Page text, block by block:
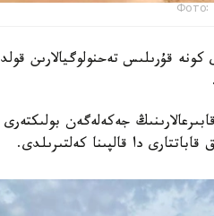
Фото:
كونە قۇرىلىس تەحنولوگيالارىن
جەكەلەگەن
دا قالپىنا كەلتىرىلدى.